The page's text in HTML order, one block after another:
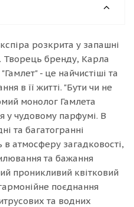
розкрита у запашні
Творець бренду, Карла
- це найчистіші та
в її житті. "Бути чи не
монолог Гамлета
у чудовому парфумі. В
та багатогранні
атмосферу загадковості,
та бажання
проникливий квітковий
поєднання
та водних